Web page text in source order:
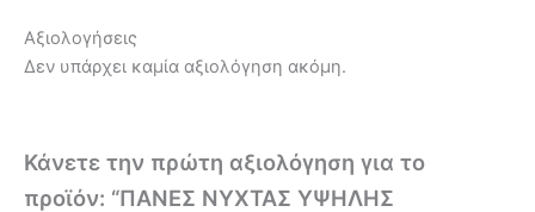
Αξιολογήσεις
Δεν υπάρχει καμία αξιολόγηση ακόμη.
Κάνετε την πρώτη αξιολόγηση για το
προϊόν: “ΠΑΝΕΣ ΝΥΧΤΑΣ ΥΨΗΛΗΣ